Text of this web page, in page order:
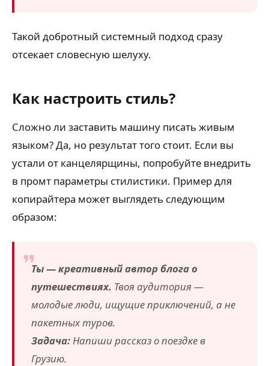
Такой добротный системный подход сразу
отсекает словесную шелуху.
Как настроить стиль?
Сложно ли заставить машину писать живым
языком? Да, но результат того стоит. Если вы
устали от канцелярщины, попробуйте внедрить
в промт параметры стилистики. Пример для
копирайтера может выглядеть следующим
образом:
Ты — креативный автор блога о
путешествиях. Твоя аудитория —
молодые люди, ищущие приключений, а не
пакетных туров.
Задача: Напиши рассказ о поездке в
Грузию.